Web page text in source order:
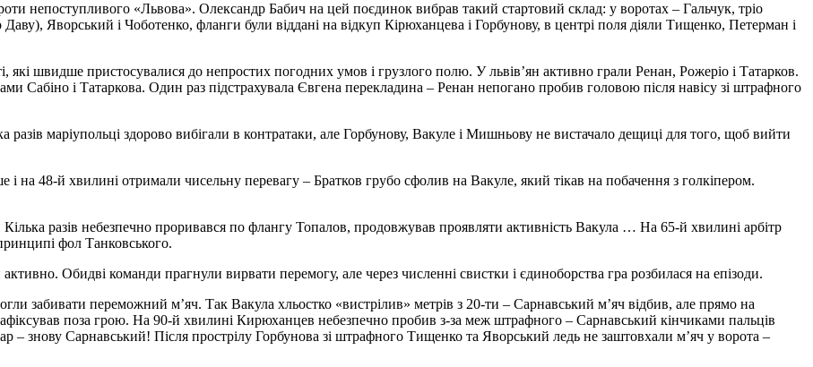
непоступливого «Львова». Олександр Бабич на цей поєдинок вибрав такий стартовий склад: у воротах – Гальчук, тріо
Яворський і Чоботенко, фланги були віддані на відкуп Кірюханцева і Горбунову, в центрі поля діяли Тищенко, Петерман і
швидше пристосувалися до непростих погодних умов і грузлого полю. У львів’ян активно грали Ренан, Рожеріо і Татарков.
Сабіно і Татаркова. Один раз підстрахувала Євгена перекладина – Ренан непогано пробив головою після навісу зі штрафного
разів маріупольці здорово вибігали в контратаки, але Горбунову, Вакуле і Мишньову не вистачало дещиці для того, щоб вийти
і на 48-й хвилині отримали чисельну перевагу – Братков грубо сфолив на Вакуле, який тікав на побачення з голкіпером.
разів небезпечно проривався по флангу Топалов, продовжував проявляти активність Вакула … На 65-й хвилині арбітр
фол Танковського.
Обидві команди прагнули вирвати перемогу, але через численні свистки і єдиноборства гра розбилася на епізоди.
забивати переможний м’яч. Так Вакула хльостко «вистрілив» метрів з 20-ти – Сарнавський м’яч відбив, але прямо на
поза грою. На 90-й хвилині Кирюханцев небезпечно пробив з-за меж штрафного – Сарнавський кінчиками пальців
– знову Сарнавський! Після прострілу Горбунова зі штрафного Тищенко та Яворський ледь не заштовхали м’яч у ворота –